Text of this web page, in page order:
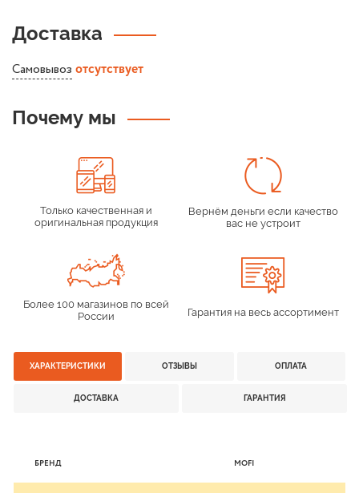
Доставка
Самовывоз отсутствует
Почему мы
Только качественная и
оригинальная продукция
Вернём деньги если качество
вас не устроит
Более 100 магазинов по всей
России
Гарантия на весь ассортимент
ХАРАКТЕРИСТИКИ ОТЗЫВЫ ОПЛАТА
ДОСТАВКА ГАРАНТИЯ
БРЕНД MOFI